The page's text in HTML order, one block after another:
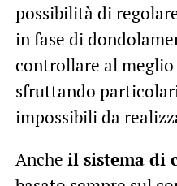
possibilità di
in fase di
controllare al meglio
sfruttando
impossibili da
Anche il sistema di